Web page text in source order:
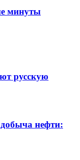
минуты
русскую
нефти: